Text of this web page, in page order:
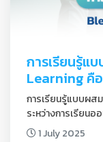
การเรียนรู้แ
Learning คือ
การเรียนรู้แบบผส
ระหว่างการเรียนอ
ความยืดหยุ่นและปร
1 July 2025